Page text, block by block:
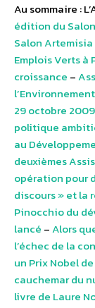
Au sommaire :
édition du
Salon
Emplois Verts
croissance –
29 octobre
politique
au
deuxièmes
opération pour
discours » et la
Pinocchio du
lancé –Alors
l’échec de la
un Prix Nobel
cauchemar du
livre de Laure